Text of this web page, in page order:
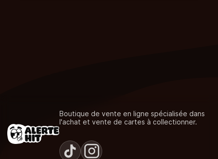
Boutique de vente en ligne spécialisée dans
l'achat et vente de cartes à collectionner.